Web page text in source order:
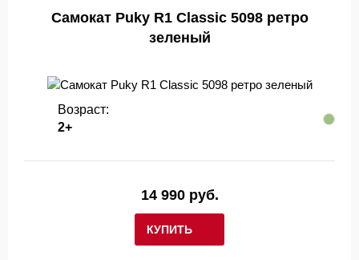
Самокат Puky R1 Classic 5098 ретро
зеленый
Возраст:
2+
КУПИТЬ
14 990 руб.